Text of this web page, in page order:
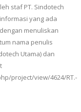
staf PT. Sindotech
yang ada
menuliskan
nama penulis
Utama) dan
project/view/4624/RT.-